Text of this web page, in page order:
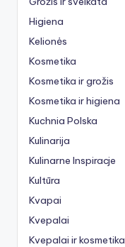
Higiena
Kelionės
Kosmetika
Kosmetika ir grožis
Kosmetika ir higiena
Kuchnia Polska
Kulinarija
Kulinarne Inspiracje
Kultūra
Kvapai
Kvepalai
Kvepalai ir kosmetika